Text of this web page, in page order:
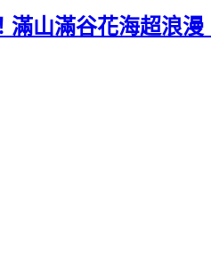
滿山滿谷花海超浪漫